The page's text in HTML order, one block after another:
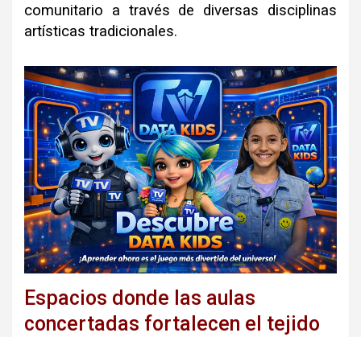
comunitario a través de diversas disciplinas
artísticas tradicionales.
Espacios donde las aulas
concertadas fortalecen el tejido